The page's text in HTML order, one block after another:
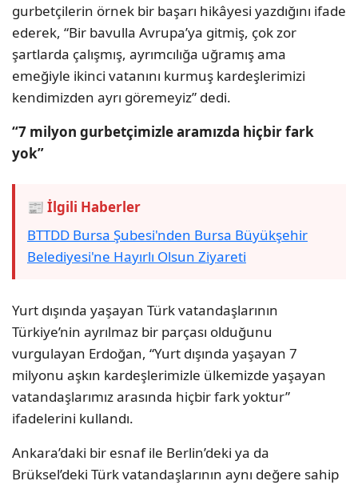
gurbetçilerin örnek bir başarı hikâyesi yazdığını ifade
ederek, “Bir bavulla Avrupa’ya gitmiş, çok zor
şartlarda çalışmış, ayrımcılığa uğramış ama
emeğiyle ikinci vatanını kurmuş kardeşlerimizi
kendimizden ayrı göremeyiz” dedi.
“7 milyon gurbetçimizle aramızda hiçbir fark
yok”
📰 İlgili Haberler
BTTDD Bursa Şubesi'nden Bursa Büyükşehir
Belediyesi'ne Hayırlı Olsun Ziyareti
Yurt dışında yaşayan Türk vatandaşlarının
Türkiye’nin ayrılmaz bir parçası olduğunu
vurgulayan Erdoğan, “Yurt dışında yaşayan 7
milyonu aşkın kardeşlerimizle ülkemizde yaşayan
vatandaşlarımız arasında hiçbir fark yoktur”
ifadelerini kullandı.
Ankara’daki bir esnaf ile Berlin’deki ya da
Brüksel’deki Türk vatandaşlarının aynı değere sahip